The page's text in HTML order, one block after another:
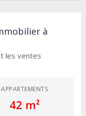
à
les ventes
APPARTEMENTS
42 m²